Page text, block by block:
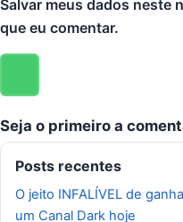
Salvar meus dados neste
que eu comentar.
Seja o primeiro a
Posts recentes
O jeito INFALÍVEL de
um Canal Dark hoje